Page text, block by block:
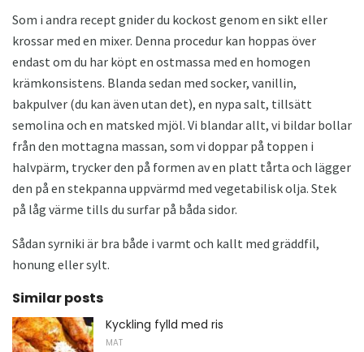
Som i andra recept gnider du kockost genom en sikt eller
krossar med en mixer. Denna procedur kan hoppas över
endast om du har köpt en ostmassa med en homogen
krämkonsistens. Blanda sedan med socker, vanillin,
bakpulver (du kan även utan det), en nypa salt, tillsätt
semolina och en matsked mjöl. Vi blandar allt, vi bildar bollar
från den mottagna massan, som vi doppar på toppen i
halvpärm, trycker den på formen av en platt tårta och lägger
den på en stekpanna uppvärmd med vegetabilisk olja. Stek
på låg värme tills du surfar på båda sidor.
Sådan syrniki är bra både i varmt och kallt med gräddfil,
honung eller sylt.
Similar posts
Kyckling fylld med ris
MAT